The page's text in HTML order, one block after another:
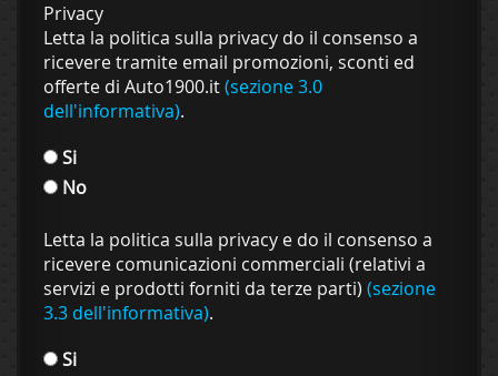
Privacy
Letta la politica sulla privacy do il consenso a
ricevere tramite email promozioni, sconti ed
offerte di Auto1900.it(sezione 3.0
dell'informativa).
Si
No
Letta la politica sulla privacy e do il consenso a
ricevere comunicazioni commerciali (relativi a
servizi e prodotti forniti da terze parti) (sezione
3.3 dell'informativa).
Si